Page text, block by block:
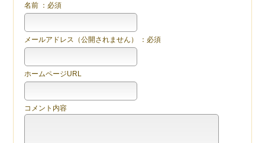
名前 ：必須
メールアドレス（公開されません） ：必須
ホームページURL
コメント内容